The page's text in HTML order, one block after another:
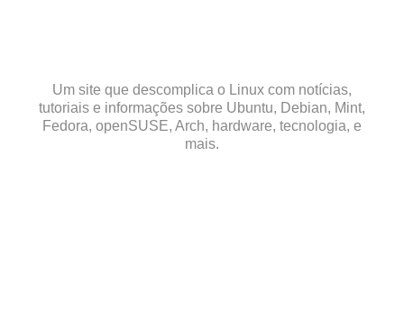
Um site que descomplica o Linux com notícias,
tutoriais e informações sobre Ubuntu, Debian, Mint,
Fedora, openSUSE, Arch, hardware, tecnologia, e
mais.